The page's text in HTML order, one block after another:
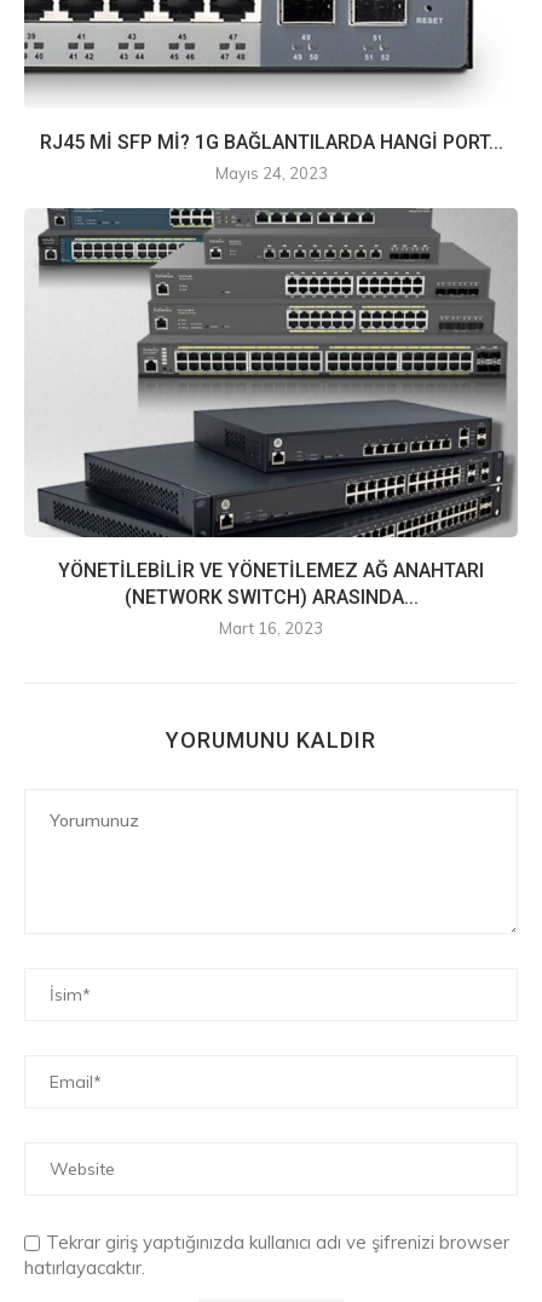
RJ45 Mİ SFP Mİ? 1G BAĞLANTILARDA HANGİ PORT...
Mayıs 24, 2023
YÖNETİLEBİLİR VE YÖNETİLEMEZ AĞ ANAHTARI
(NETWORK SWITCH) ARASINDA...
Mart 16, 2023
YORUMUNU KALDIR
Tekrar giriş yaptığınızda kullanıcı adı ve şifrenizi browser
hatırlayacaktır.